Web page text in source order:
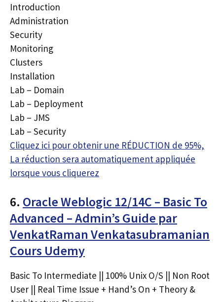
Introduction
Administration
Security
Monitoring
Clusters
Installation
Lab – Domain
Lab – Deployment
Lab – JMS
Lab – Security
Cliquez ici pour obtenir une RÉDUCTION de 95%,
La réduction sera automatiquement appliquée
lorsque vous cliquerez
6. Oracle Weblogic 12/14C – Basic To
Advanced – Admin’s Guide par
VenkatRaman Venkatasubramanian
Cours Udemy
Basic To Intermediate || 100% Unix O/S || Non Root
User || Real Time Issue + Hand’s On + Theory &